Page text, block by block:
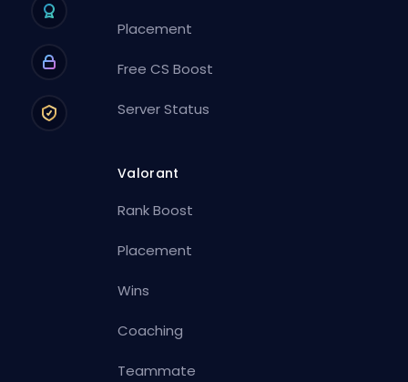
Placement
Free CS Boost
Server Status
Valorant
Rank Boost
Placement
Wins
Coaching
Teammate